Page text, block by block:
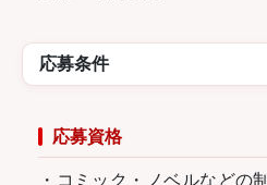
応募条件
応募資格
・コミック・ノベルなどの